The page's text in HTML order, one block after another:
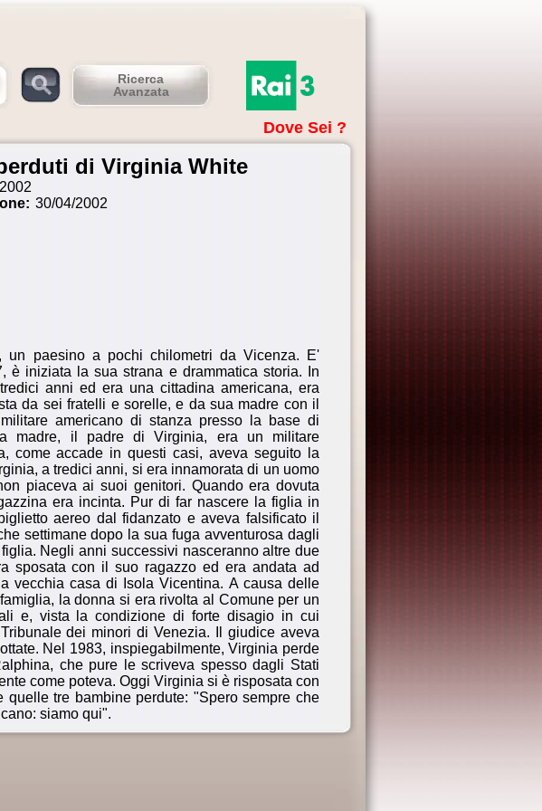
Ricerca
Avanzata
Dove Sei ?
di Virginia White
30/04/2002
un paesino a pochi chilometri da Vicenza. E'
è iniziata la sua strana e drammatica storia. In
anni ed era una cittadina americana, era
da sei fratelli e sorelle, e da sua madre con il
americano di stanza presso la base di
madre, il padre di Virginia, era un militare
come accade in questi casi, aveva seguito la
a tredici anni, si era innamorata di un uomo
piaceva ai suoi genitori. Quando era dovuta
era incinta. Pur di far nascere la figlia in
aereo dal fidanzato e aveva falsificato il
settimane dopo la sua fuga avventurosa dagli
Negli anni successivi nasceranno altre due
sposata con il suo ragazzo ed era andata ad
vecchia casa di Isola Vicentina. A causa delle
la donna si era rivolta al Comune per un
e, vista la condizione di forte disagio in cui
dei minori di Venezia. Il giudice aveva
Nel 1983, inspiegabilmente, Virginia perde
che pure le scriveva spesso dagli Stati
come poteva. Oggi Virginia si è risposata con
quelle tre bambine perdute: "Spero sempre che
siamo qui".